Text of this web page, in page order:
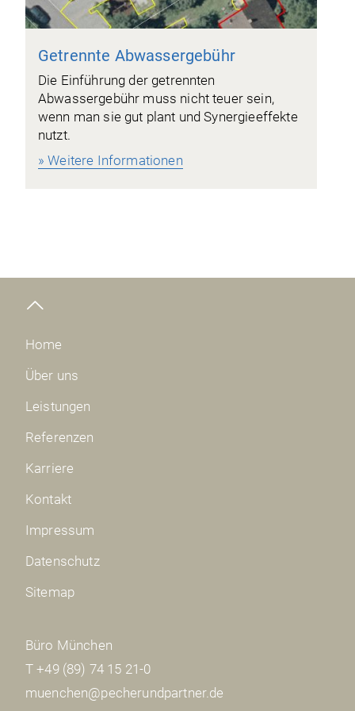
Getrennte Abwassergebühr
Die Einführung der getrennten
Abwassergebühr muss nicht teuer sein,
wenn man sie gut plant und Synergieeffekte
nutzt.
» Weitere Informationen
Home
Über uns
Leistungen
Referenzen
Karriere
Kontakt
Impressum
Datenschutz
Sitemap
Büro München
T +49 (89) 74 15 21-0
muenchen@pecherundpartner.de